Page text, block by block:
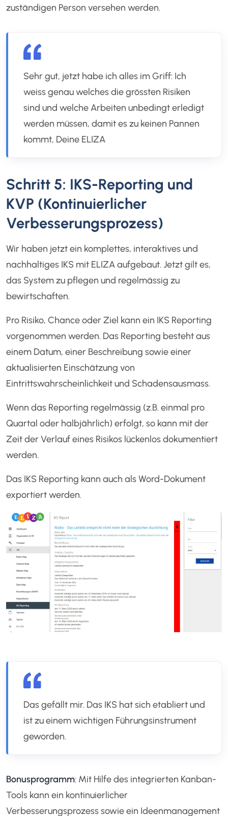
zuständigen Person versehen werden.
Sehr gut, jetzt habe ich alles im Griff: Ich
weiss genau welches die grössten Risiken
sind und welche Arbeiten unbedingt erledigt
werden müssen, damit es zu keinen Pannen
kommt, Deine ELIZA
Schritt 5: IKS-Reporting und
KVP (Kontinuierlicher
Verbesserungsprozess)
Wir haben jetzt ein komplettes, interaktives und
nachhaltiges IKS mit ELIZA aufgebaut. Jetzt gilt es,
das System zu pflegen und regelmässig zu
bewirtschaften.
Pro Risiko, Chance oder Ziel kann ein IKS Reporting
vorgenommen werden. Das Reporting besteht aus
einem Datum, einer Beschreibung sowie einer
aktualisierten Einschätzung von
Eintrittswahrscheinlichkeit und Schadensausmass.
Wenn das Reporting regelmässig (z.B. einmal pro
Quartal oder halbjährlich) erfolgt, so kann mit der
Zeit der Verlauf eines Risikos lückenlos dokumentiert
werden.
Das IKS Reporting kann auch als Word-Dokument
exportiert werden.
Das gefällt mir. Das IKS hat sich etabliert und
ist zu einem wichtigen Führungsinstrument
geworden.
Bonusprogramm: Mit Hilfe des integrierten Kanban-
Tools kann ein kontinuierlicher
Verbesserungsprozess sowie ein Ideenmanagement